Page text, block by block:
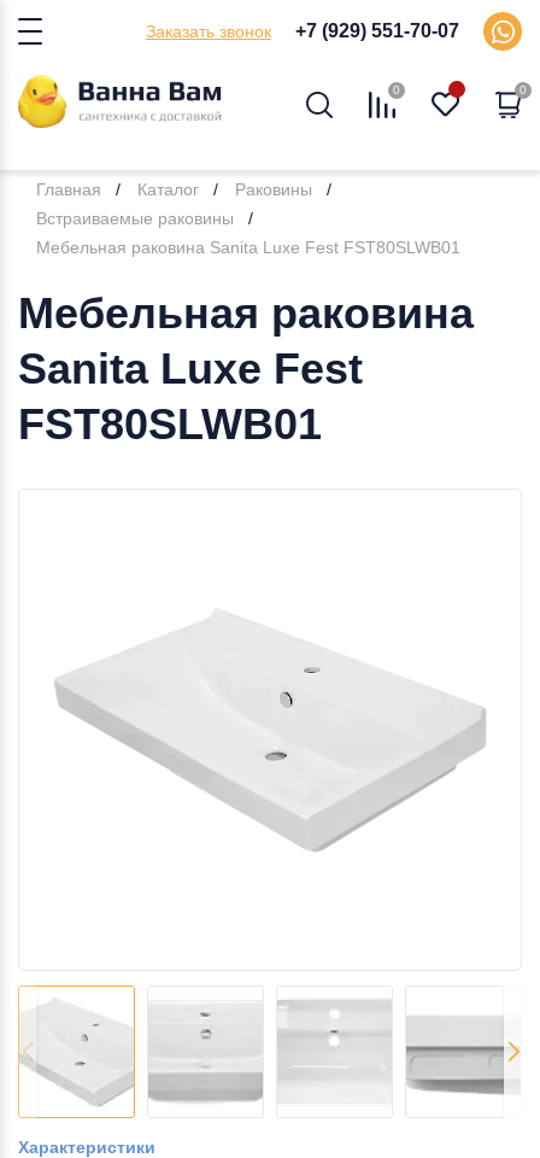
Заказать звонок +7 (929) 551-70-07
0 0
Главная Каталог
Раковины
Встраиваемые раковины
Мебельная раковина Sanita Luxe Fest FST80SLWB01
Мебельная раковина
Sanita Luxe Fest
FST80SLWB01
Характеристики